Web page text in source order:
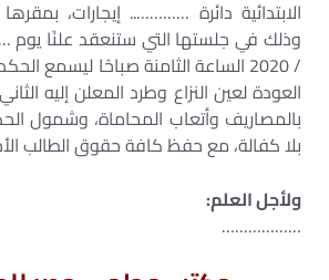
الابتدائية دائرة ………….. إيجارات،
وذلك في جلستها التي ستنعقد علنًا
/ 2020 الساعة الثامنة صباحًا ليسمع
العودة لعين النزاع وطرد المعلن إليه
بالمصاريف وأتعاب المحاماة، وشمول
بلا كفالة، مع حفظ كافة حقوق الطالب
ولأجل العلم:
………………